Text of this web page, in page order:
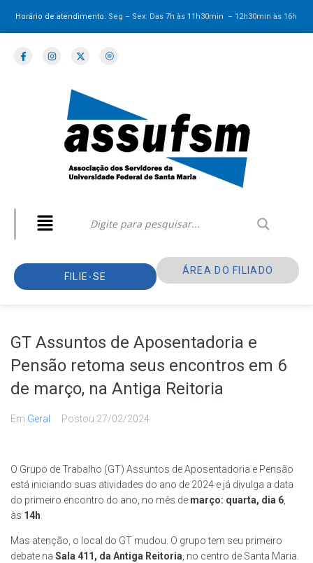
Horário de atendimento: Seg – Sex: Das 7h às 11h30min – 12h30minàs 16h
FILIE-SE
ÁREA DO FILIADO
GT Assuntos de Aposentadoria e
Pensão retoma seus encontros em 6
de março, na Antiga Reitoria
Em Geral Postou 27/02/2024
O Grupo de Trabalho (GT) Assuntos de Aposentadoria e Pensão
está iniciando suas atividades do ano de 2024 e já divulga a data
do primeiro encontro do ano, no mês de março: quarta, dia 6,
às 14h.
Mas atenção, o local do GT mudou. O grupo tem seu primeiro
debate na Sala 411, da Antiga Reitoria, no centro de Santa Maria.